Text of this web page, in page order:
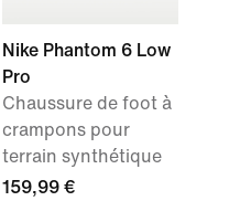
Nike Phantom 6 Low
Pro
Chaussure de foot à
crampons pour
terrain synthétique
159,99 €